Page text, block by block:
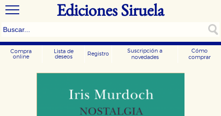
Ediciones Siruela
Compra
online
Lista de
deseos
Registro
Suscripción a
novedades
Cómo
comprar